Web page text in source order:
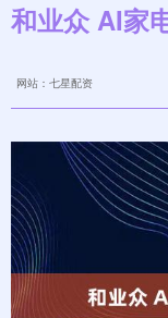
和业众 AI家
网站：七星配资